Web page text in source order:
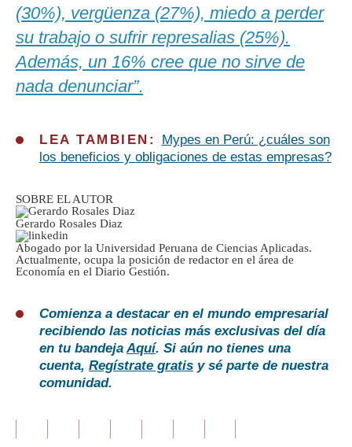
(30%), vergüenza (27%), miedo a perder
su trabajo o sufrir represalias (25%).
Además, un 16% cree que no sirve de
nada denunciar”.
LEA TAMBIEN:
Mypes en Perú: ¿cuáles son
los beneficios y obligaciones de estas empresas?
SOBRE EL AUTOR
Gerardo Rosales Diaz
Abogado por la Universidad Peruana de Ciencias Aplicadas.
Actualmente, ocupa la posición de redactor en el área de
Economía en el Diario Gestión.
Comienza a destacar en el mundo empresarial
recibiendo las noticias más exclusivas del día
en tu bandejaAquí. Si aún no tienes una
cuenta, Regístrate gratis y sé parte de nuestra
comunidad.